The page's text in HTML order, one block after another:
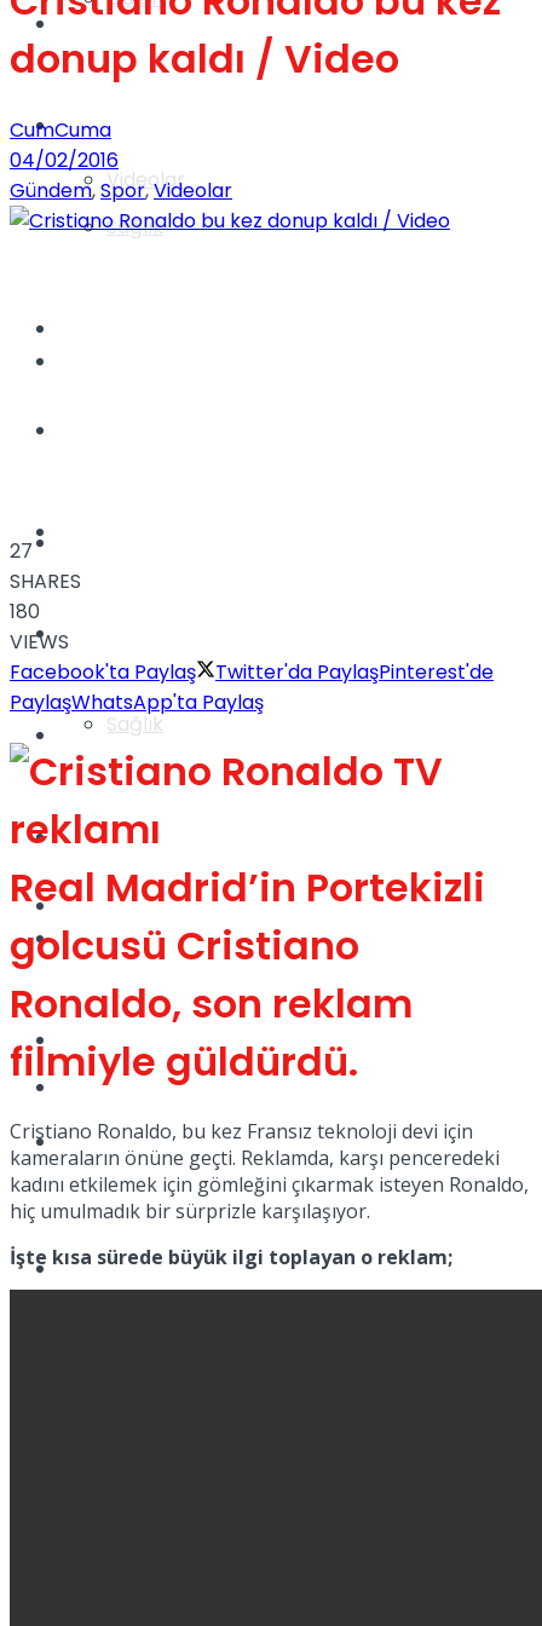
Videolar
Sağlık
TV
Kadınca
Dünya
Gündem
Yaşam
Sağlık
Türkiye
Müzik
Sinema
Tatil
Spor
Podcast
donup kaldı / Video
CumCuma
04/02/2016
Gündem,Spor,Videolar
27
SHARES
180
VIEWS
Facebook'ta Paylaş
Twitter'da PaylaşPinterest'de
PaylaşWhatsApp'ta Paylaş
Real Madrid’in Portekizli
golcusü Cristiano
Ronaldo, son reklam
filmiyle güldürdü.
Cristiano Ronaldo, bu kez Fransız teknoloji devi için
kameraların önüne geçti. Reklamda, karşı penceredeki
kadını etkilemek için gömleğini çıkarmak isteyen Ronaldo,
hiç umulmadık bir sürprizle karşılaşıyor.
İşte kısa sürede büyük ilgi toplayan o reklam;